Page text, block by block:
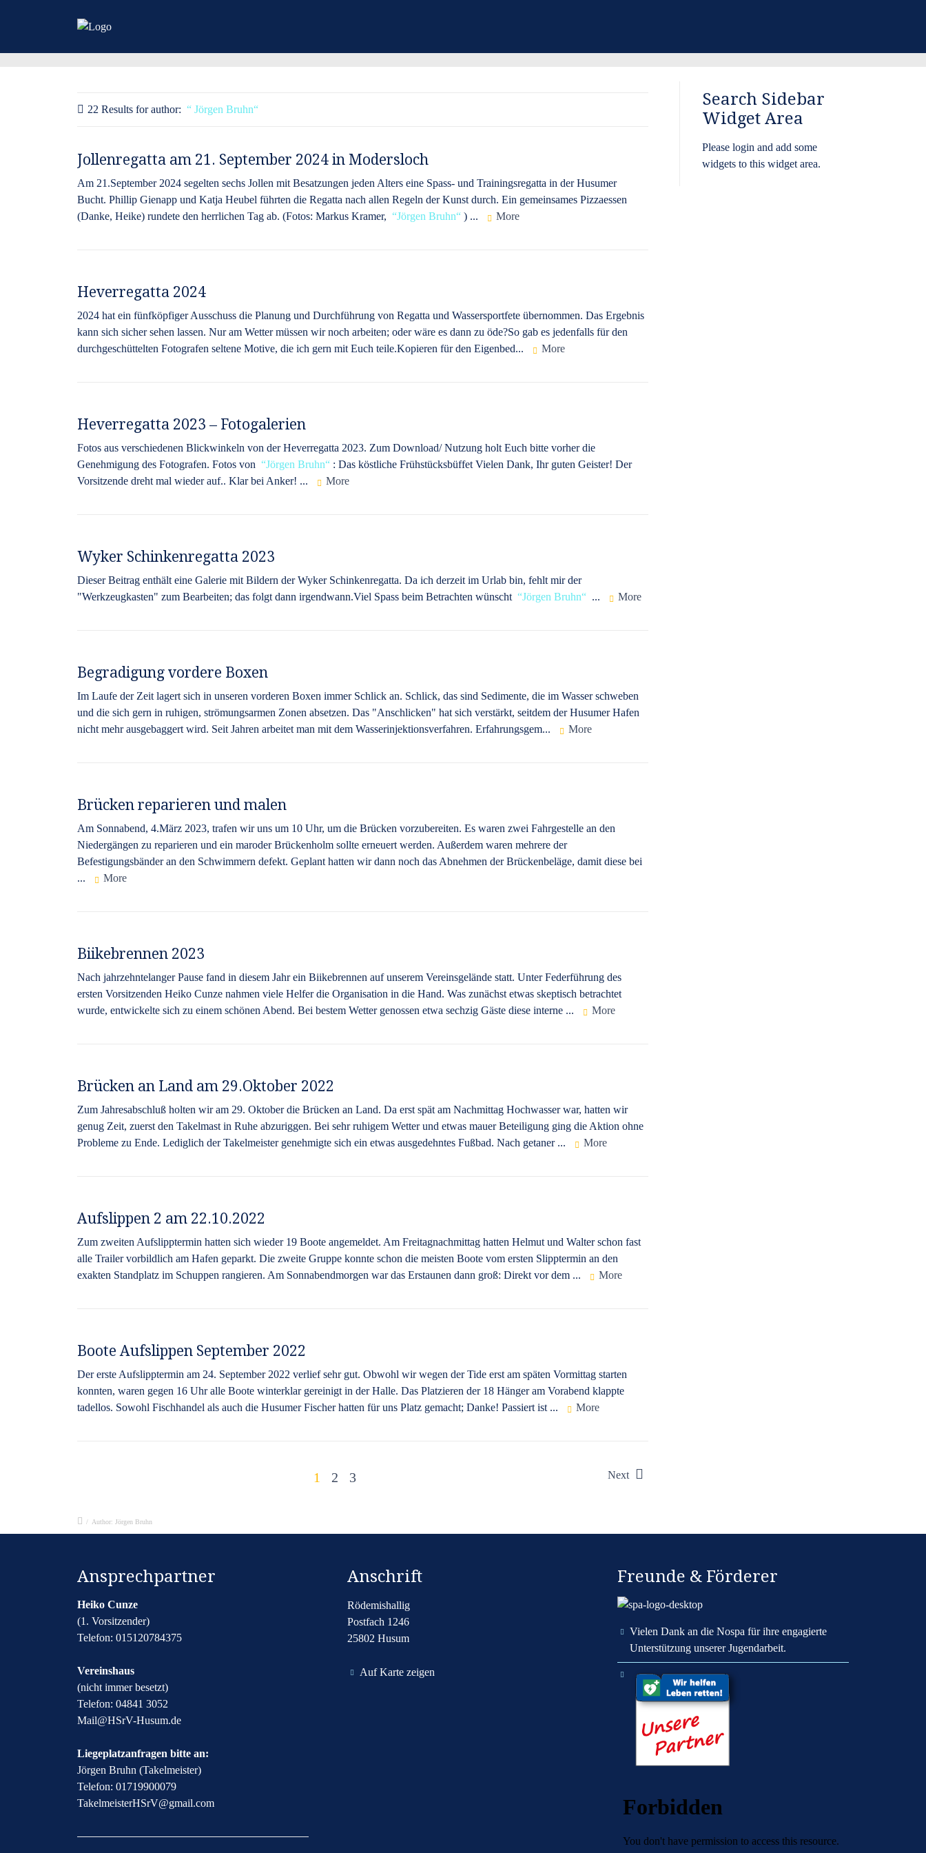
22 Results forauthor: Jörgen Bruhn
Jollenregatta am 21. September 2024 in Modersloch
Am 21.September 2024 segelten sechs Jollen mit Besatzungen jeden Alters eine Spass- und Trainingsregatta in der Husumer
Bucht. Phillip Gienapp und Katja Heubel führten die Regatta nach allen Regeln der Kunst durch. Ein gemeinsames Pizzaessen
(Danke, Heike) rundete den herrlichen Tag ab. (Fotos: Markus Kramer,
Jörgen Bruhn ) ... More
Heverregatta 2024
2024 hat ein fünfköpfiger Ausschuss die Planung und Durchführung von Regatta und Wassersportfete übernommen. Das Ergebnis
kann sich sicher sehen lassen. Nur am Wetter müssen wir noch arbeiten; oder wäre es dann zu öde?So gab es jedenfalls für den
durchgeschüttelten Fotografen seltene Motive, die ich gern mit Euch teile.Kopieren für den Eigenbed...
More
Heverregatta 2023 – Fotogalerien
Fotos aus verschiedenen Blickwinkeln von der Heverregatta 2023. Zum Download/ Nutzung holt Euch bitte vorher die
Genehmigung des Fotografen. Fotos von
Jörgen Bruhn
: Das köstliche Frühstücksbüffet Vielen Dank, Ihr guten Geister! Der
Vorsitzende dreht mal wieder auf.. Klar bei Anker! ...
More
Wyker Schinkenregatta 2023
Dieser Beitrag enthält eine Galerie mit Bildern der Wyker Schinkenregatta. Da ich derzeit im Urlab bin, fehlt mir der
"Werkzeugkasten" zum Bearbeiten; das folgt dann irgendwann.Viel Spass beim Betrachten wünscht
Jörgen Bruhn ... More
Begradigung vordere Boxen
Im Laufe der Zeit lagert sich in unseren vorderen Boxen immer Schlick an. Schlick, das sind Sedimente, die im Wasser schweben
und die sich gern in ruhigen, strömungsarmen Zonen absetzen. Das "Anschlicken" hat sich verstärkt, seitdem der Husumer Hafen
nicht mehr ausgebaggert wird. Seit Jahren arbeitet man mit dem Wasserinjektionsverfahren. Erfahrungsgem...
More
Brücken reparieren und malen
Am Sonnabend, 4.März 2023, trafen wir uns um 10 Uhr, um die Brücken vorzubereiten. Es waren zwei Fahrgestelle an den
Niedergängen zu reparieren und ein maroder Brückenholm sollte erneuert werden. Außerdem waren mehrere der
Befestigungsbänder an den Schwimmern defekt. Geplant hatten wir dann noch das Abnehmen der Brückenbeläge, damit diese bei
...
More
Biikebrennen 2023
Nach jahrzehntelanger Pause fand in diesem Jahr ein Biikebrennen auf unserem Vereinsgelände statt. Unter Federführung des
ersten Vorsitzenden Heiko Cunze nahmen viele Helfer die Organisation in die Hand. Was zunächst etwas skeptisch betrachtet
wurde, entwickelte sich zu einem schönen Abend. Bei bestem Wetter genossen etwa sechzig Gäste diese interne ...
More
Brücken an Land am 29.Oktober 2022
Zum Jahresabschluß holten wir am 29. Oktober die Brücken an Land. Da erst spät am Nachmittag Hochwasser war, hatten wir
genug Zeit, zuerst den Takelmast in Ruhe abzuriggen. Bei sehr ruhigem Wetter und etwas mauer Beteiligung ging die Aktion ohne
Probleme zu Ende. Lediglich der Takelmeister genehmigte sich ein etwas ausgedehntes Fußbad. Nach getaner ...
More
Aufslippen 2 am 22.10.2022
Zum zweiten Aufslipptermin hatten sich wieder 19 Boote angemeldet. Am Freitagnachmittag hatten Helmut und Walter schon fast
alle Trailer vorbildlich am Hafen geparkt. Die zweite Gruppe konnte schon die meisten Boote vom ersten Slipptermin an den
exakten Standplatz im Schuppen rangieren. Am Sonnabendmorgen war das Erstaunen dann groß: Direkt vor dem ...
More
Boote Aufslippen September 2022
Der erste Aufslipptermin am 24. September 2022 verlief sehr gut. Obwohl wir wegen der Tide erst am späten Vormittag starten
konnten, waren gegen 16 Uhr alle Boote winterklar gereinigt in der Halle. Das Platzieren der 18 Hänger am Vorabend klappte
tadellos. Sowohl Fischhandel als auch die Husumer Fischer hatten für uns Platz gemacht; Danke! Passiert ist ...
More
1 2 3 Next
Search Sidebar
Widget Area
Please login and add some
widgets to this widget area.
/ Author: Jörgen Bruhn
Ansprechpartner
Heiko Cunze
(1. Vorsitzender)
Telefon: 015120784375
Vereinshaus
(nicht immer besetzt)
Telefon: 04841 3052
​Mail@HSrV-Husum.de​
Liegeplatzanfragen bitte an:
Jörgen Bruhn (Takelmeister)
Telefon: 01719900079
​TakelmeisterHSrV@gmail.com​
Anschrift
Rödemishallig
Postfach 1246
25802 Husum
Auf Karte zeigen
Freunde & Förderer
Vielen Dank an die Nospa für ihre engagierte
Unterstützung unserer Jugendarbeit.